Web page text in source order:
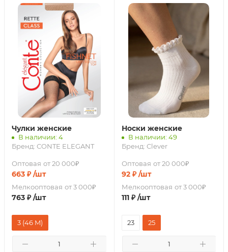
Чулки женские
В наличии: 4
Бренд: CONTE ELEGANT
Оптовая от 20 000₽
663 ₽ /шт
Мелкооптовая от 3 000₽
763 ₽ /шт
3 (46 M)
Носки женские
В наличии: 49
Бренд: Clever
Оптовая от 20 000₽
92₽ /шт
Мелкооптовая от 3 000₽
111₽ /шт
23 25